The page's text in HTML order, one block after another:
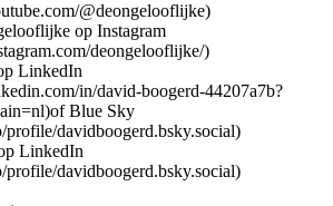
@deongelooflijke)
op Instagram
deongelooflijke/)
LinkedIn
in/david-boogerd-44207a7b?
Blue Sky
profile/davidboogerd.bsky.social)
LinkedIn
profile/davidboogerd.bsky.social)